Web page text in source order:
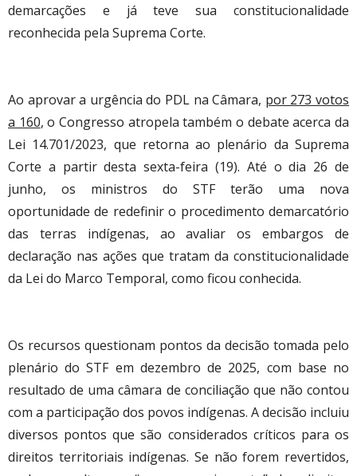
demarcações e já teve sua constitucionalidade
reconhecida pela Suprema Corte.
Ao aprovar a urgência do PDL na Câmara, por 273 votos
a 160, o Congresso atropela também o debate acerca da
Lei 14.701/2023, que retorna ao plenário da Suprema
Corte a partir desta sexta-feira (19). Até o dia 26 de
junho, os ministros do STF terão uma nova
oportunidade de redefinir o procedimento demarcatório
das terras indígenas, ao avaliar os embargos de
declaração nas ações que tratam da constitucionalidade
da Lei do Marco Temporal, como ficou conhecida.
Os recursos questionam pontos da decisão tomada pelo
plenário do STF em dezembro de 2025, com base no
resultado de uma câmara de conciliação que não contou
com a participação dos povos indígenas. A decisão incluiu
diversos pontos que são considerados críticos para os
direitos territoriais indígenas. Se não forem revertidos,